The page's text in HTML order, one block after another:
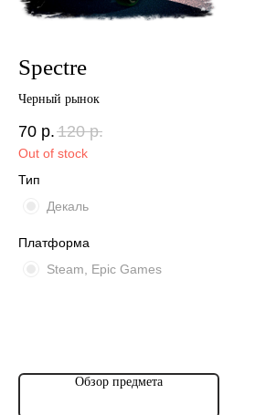
Spectre
Черный рынок
70 р. 120 р.
Out of stock
Тип
Декаль
Платформа
Steam, Epic Games
Обзор предмета